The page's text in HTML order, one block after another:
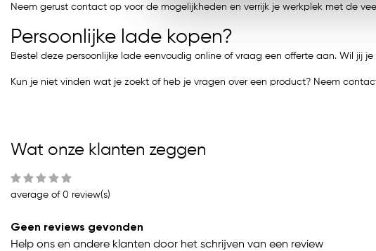
Neem gerust contact op voor de mogelijkheden en verrijk je werkplek met de
Persoonlijke lade kopen?
Bestel deze persoonlijke lade eenvoudig online of vraag een offerte aan. Wil jij
Kun je niet vinden wat je zoekt of heb je vragen over een product? Neem
Wat onze klanten zeggen
average of 0 review(s)
Geen reviews gevonden
Help ons en andere klanten door het schrijven van een review